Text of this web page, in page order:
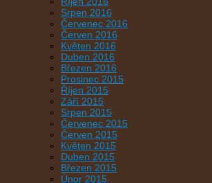
Srpen 2016
Červenec 2016
Červen 2016
Květen 2016
Duben 2016
Březen 2016
Prosinec 2015
Říjen 2015
Září 2015
Srpen 2015
Červenec 2015
Červen 2015
Květen 2015
Duben 2015
Březen 2015
Únor 2015